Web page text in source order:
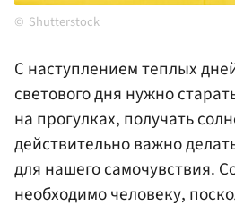
Shutterstock
С наступлением теплых
светового дня нужно
на прогулках, получать
действительно важно
для нашего самочувствия.
необходимо человеку,